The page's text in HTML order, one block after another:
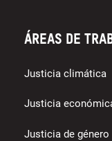
Áreas de
Justicia climática
Justicia
Justicia de género